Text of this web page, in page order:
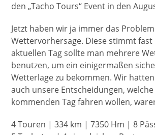
den „Tacho Tours“ Event in den
Jetzt haben wir ja immer das
Wettervorhersage. Diese stimmt fast
aktuellen Tag sollte man mehrere
benutzen, um ein einigermaßen
Wetterlage zu bekommen. Wir
auch unsere Entscheidungen,
kommenden Tag fahren wollen,
4 Touren | 334 km | 7350 Hm | 8